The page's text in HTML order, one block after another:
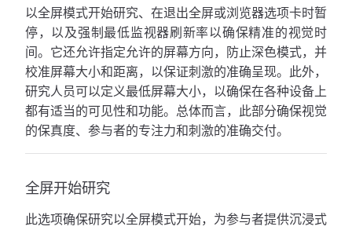
以全屏模式开始研究、在退出全屏或浏览器选项卡时暂
停，以及强制最低监视器刷新率以确保精准的视觉时
间。它还允许指定允许的屏幕方向，防止深色模式，并
校准屏幕大小和距离，以保证刺激的准确呈现。此外，
研究人员可以定义最低屏幕大小，以确保在各种设备上
都有适当的可见性和功能。总体而言，此部分确保视觉
的保真度、参与者的专注力和刺激的准确交付。
全屏开始研究
此选项确保研究以全屏模式开始，为参与者提供沉浸式